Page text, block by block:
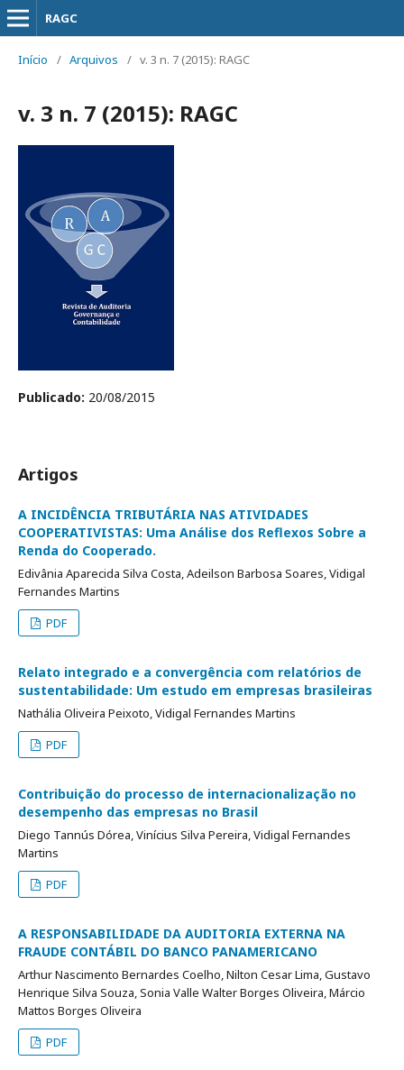
RAGC
Início / Arquivos / v. 3 n. 7 (2015): RAGC
v. 3 n. 7 (2015): RAGC
Publicado: 20/08/2015
Artigos
A INCIDÊNCIA TRIBUTÁRIA NAS ATIVIDADES
COOPERATIVISTAS: Uma Análise dos Reflexos Sobre a
Renda do Cooperado.
Edivânia Aparecida Silva Costa, Adeilson Barbosa Soares, Vidigal
Fernandes Martins
PDF
Relato integrado e a convergência com relatórios de
sustentabilidade: Um estudo em empresas brasileiras
Nathália Oliveira Peixoto, Vidigal Fernandes Martins
PDF
Contribuição do processo de internacionalização no
desempenho das empresas no Brasil
Diego Tannús Dórea, Vinícius Silva Pereira, Vidigal Fernandes
Martins
PDF
A RESPONSABILIDADE DA AUDITORIA EXTERNA NA
FRAUDE CONTÁBIL DO BANCO PANAMERICANO
Arthur Nascimento Bernardes Coelho, Nilton Cesar Lima, Gustavo
Henrique Silva Souza, Sonia Valle Walter Borges Oliveira, Márcio
Mattos Borges Oliveira
PDF